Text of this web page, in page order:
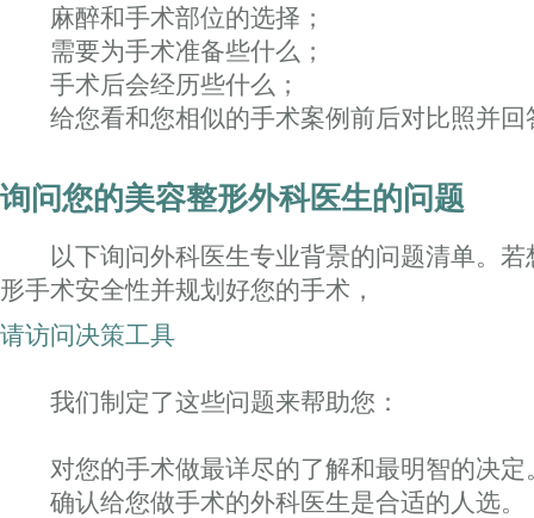
麻醉和手术部位的选择；
需要为手术准备些什么；
手术后会经历些什么；
给您看和您相似的手术案例前后对比照并回
询问您的美容整形外科医生的问题
以下询问外科医生专业背景的问题清单。若
形手术安全性并规划好您的手术，
请访问决策工具
我们制定了这些问题来帮助您：
对您的手术做最详尽的了解和最明智的决定
确认给您做手术的外科医生是合适的人选。